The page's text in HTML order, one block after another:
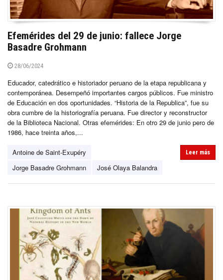
Efemérides del 29 de junio: fallece Jorge
Basadre Grohmann
28/06/2024
Educador, catedrático e historiador peruano de la etapa republicana y
contemporánea. Desempeñó importantes cargos públicos. Fue ministro
de Educación en dos oportunidades. “Historia de la Republica”, fue su
obra cumbre de la historiografía peruana. Fue director y reconstructor
de la Biblioteca Nacional. Otras efemérides: En otro 29 de junio pero de
1986, hace treinta años,...
Antoine de Saint-Exupéry
Jorge Basadre Grohmann
José Olaya Balandra
Leer más